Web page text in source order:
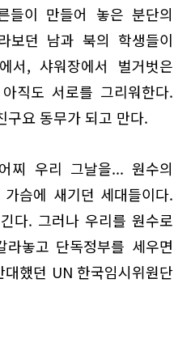
들이 만들어 놓은 분단의
보던 남과 북의 학생들이
서, 샤워장에서 벌거벗은
직도 서로를 그리워한다.
구요 동무가 되고 만다.
찌 우리 그날을... 원수의
슴에 새기던 세대들이다.
다. 그러나 우리를 원수로
놓고 단독정부를 세우면
했던 UN 한국임시위원단